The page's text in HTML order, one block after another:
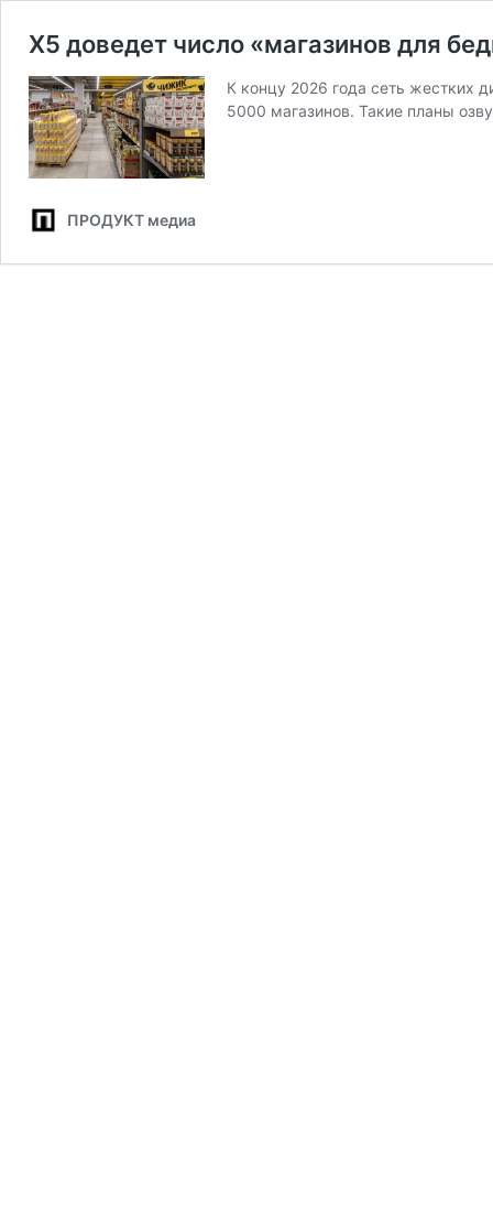
Х5 доведет число «магазинов для
К концу 2026 года сеть жестких
5000 магазинов. Такие планы
ПРОДУКТ медиа